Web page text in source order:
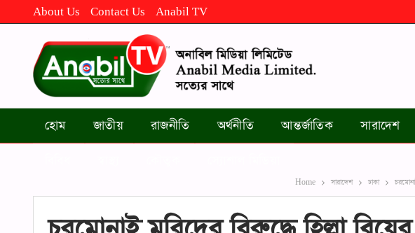
About Us Contact Us Anabil TV
হোম জাতীয় রাজনীতি অর্থনীতি আন্তর্জাতিক সারাদেশ
Home সারাদেশ ঢাকা